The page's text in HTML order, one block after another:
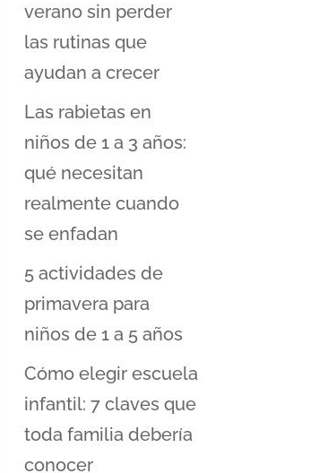
verano sin perder
las rutinas que
ayudan a crecer
Las rabietas en
niños de 1 a 3 años:
qué necesitan
realmente cuando
se enfadan
5 actividades de
primavera para
niños de 1 a 5 años
Cómo elegir escuela
infantil: 7 claves que
toda familia debería
conocer